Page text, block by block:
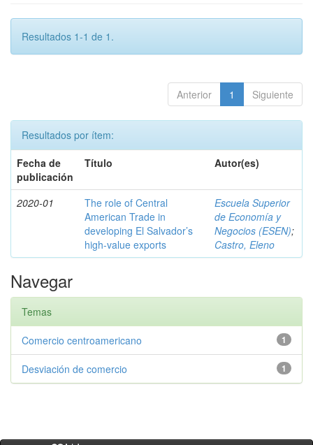
Resultados 1-1 de 1.
Anterior 1 Siguiente
Resultados por ítem:
Fecha de
publicación
Título Autor(es)
2020-01
The role of Central
American Trade in
developing El Salvador’s
high-value exports
Escuela Superior
de Economía y
Negocios (ESEN);
Castro, Eleno
Navegar
Temas
1
Comercio centroamericano
1
Desviación de comercio